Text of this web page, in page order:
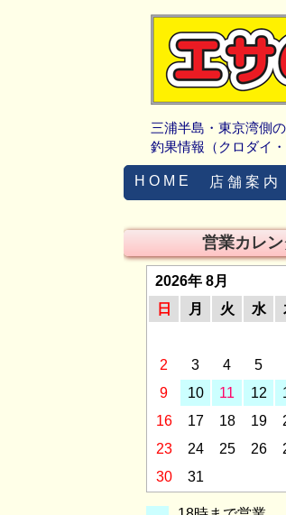
三浦半島・東京湾側
釣果情報（クロダイ
H O M E 店 舗 案 内
営業カレ
2026年 8月
日
月 火 水
2
3 4 5
9
10 11 12
16
17 18 19
23
24 25 26
30
31